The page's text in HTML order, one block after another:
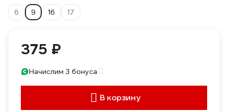
6
9 16 17
375 ₽
Начислим 3 бонуса
В корзину